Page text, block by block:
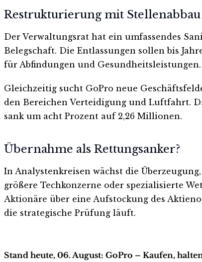
Restrukturierung mit Stellenabbau
Der Verwaltungsrat hat ein umfassendes
Belegschaft. Die Entlassungen sollen bis
für Abfindungen und Gesundheitsleistungen.
Gleichzeitig sucht GoPro neue
den Bereichen Verteidigung und Luftfahrt.
sank um acht Prozent auf 2,26 Millionen.
Übernahme als Rettungsanker?
In Analystenkreisen wächst die
größere Techkonzerne oder spezialisierte
Aktionäre über eine Aufstockung des
die strategische Prüfung läuft.
Stand heute, 06. August: GoPro – Kaufen,